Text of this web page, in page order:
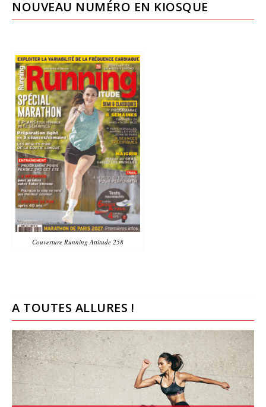
NOUVEAU NUMÉRO EN KIOSQUE
Couverture Running Attitude 258
A TOUTES ALLURES !